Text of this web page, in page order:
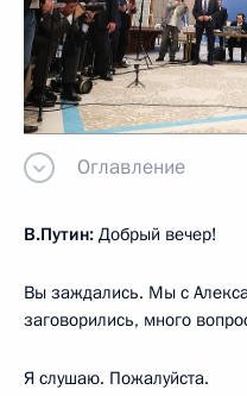
Оглавление
В.Путин: Добрый вечер!
Вы заждались. Мы с
заговорились, много
Я слушаю. Пожалуйста.